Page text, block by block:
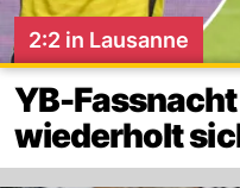
2:2 in Lausanne
YB-
wiederholt